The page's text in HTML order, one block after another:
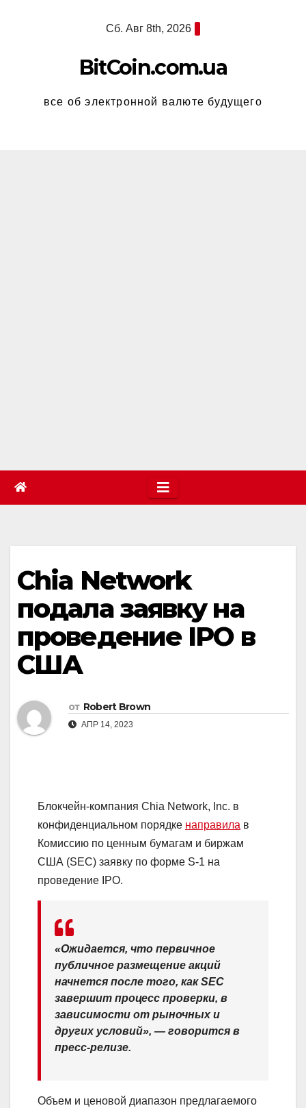
Сб. Авг 8th, 2026
BitCoin.com.ua
все об электронной валюте будущего
Chia Network
подала заявку на
проведение IPO в
США
от Robert Brown
АПР 14, 2023
Блокчейн-компания Chia Network, Inc. в
конфиденциальном порядке направила в
Комиссию по ценным бумагам и биржам
США (SEC) заявку по форме S-1 на
проведение IPO.
«Ожидается, что первичное
публичное размещение акций
начнется после того, как SEC
завершит процесс проверки, в
зависимости от рыночных и
других условий», — говорится в
пресс-релизе.
Объем и ценовой диапазон предлагаемого